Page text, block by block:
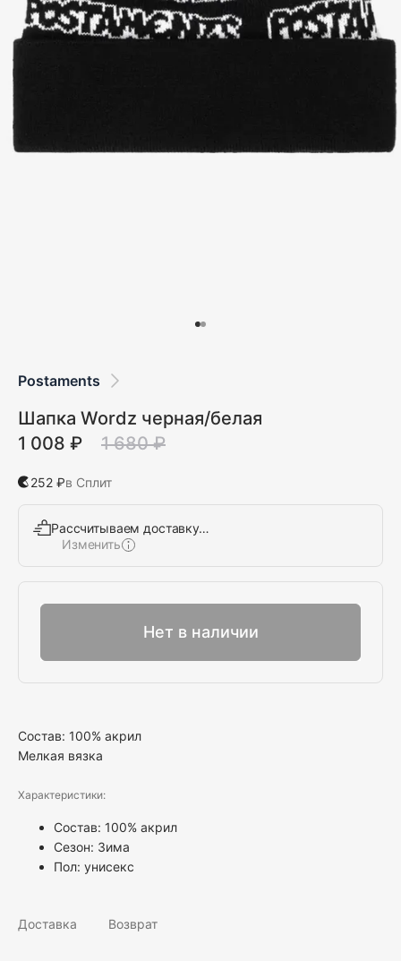
Postaments
Шапка Wordz черная/белая
1 008 ₽
1 680 ₽
252 ₽в Сплит
Рассчитываем доставку…
Изменить
Нет в наличии
Состав: 100% акрил
Мелкая вязка
Характеристики:
Состав: 100% акрил
Сезон: Зима
Пол: унисекс
Доставка Возврат